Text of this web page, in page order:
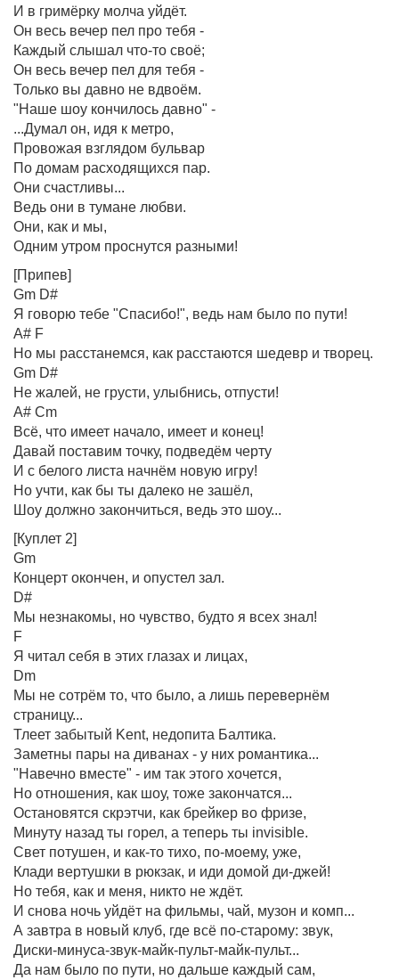
И в гримёрку молча уйдёт.
Он весь вечер пел про тебя -
Каждый слышал что-то своё;
Он весь вечер пел для тебя -
Только вы давно не вдвоём.
"Наше шоу кончилось давно" -
...Думал он, идя к метро,
Провожая взглядом бульвар
По домам расходящихся пар.
Они счастливы...
Ведь они в тумане любви.
Они, как и мы,
Одним утром проснутся разными!
[Припев]
Gm D#
Я говорю тебе "Спасибо!", ведь нам было по пути!
A# F
Но мы расстанемся, как расстаются шедевр и творец.
Gm D#
Не жалей, не грусти, улыбнись, отпусти!
A# Cm
Всё, что имеет начало, имеет и конец!
Давай поставим точку, подведём черту
И с белого листа начнём новую игру!
Но учти, как бы ты далеко не зашёл,
Шоу должно закончиться, ведь это шоу...
[Куплет 2]
Gm
Концерт окончен, и опустел зал.
D#
Мы незнакомы, но чувство, будто я всех знал!
F
Я читал себя в этих глазах и лицах,
Dm
Мы не сотрём то, что было, а лишь перевернём
страницу...
Тлеет забытый Kent, недопита Балтика.
Заметны пары на диванах - у них романтика...
"Навечно вместе" - им так этого хочется,
Но отношения, как шоу, тоже закончатся...
Остановятся скрэтчи, как брейкер во фризе,
Минуту назад ты горел, а теперь ты invisible.
Свет потушен, и как-то тихо, по-моему, уже,
Клади вертушки в рюкзак, и иди домой ди-джей!
Но тебя, как и меня, никто не ждёт.
И снова ночь уйдёт на фильмы, чай, музон и комп...
А завтра в новый клуб, где всё по-старому: звук,
Диски-минуса-звук-майк-пульт-майк-пульт...
Да нам было по пути, но дальше каждый сам,